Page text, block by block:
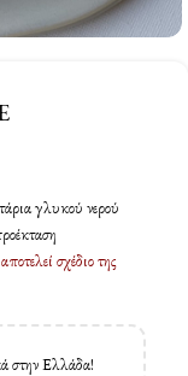
γλυκού νερού
σχέδιο της
στην Ελλάδα!